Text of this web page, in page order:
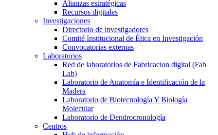
Alianzas estratégicas
Recursos digitales
Investigaciones
Directorio de investigadores
Comité Institucional de Ética en Investigación
Convocatorias externas
Laboratorios
Red de laboratorios de Fabricacion digital (Fab
Lab)
Laboratorio de Anatomía e Identificación de la
Madera
Laboratorio de Biotecnología Y Biología
Molecular
Laboratorio de Dendrocronología
Centros